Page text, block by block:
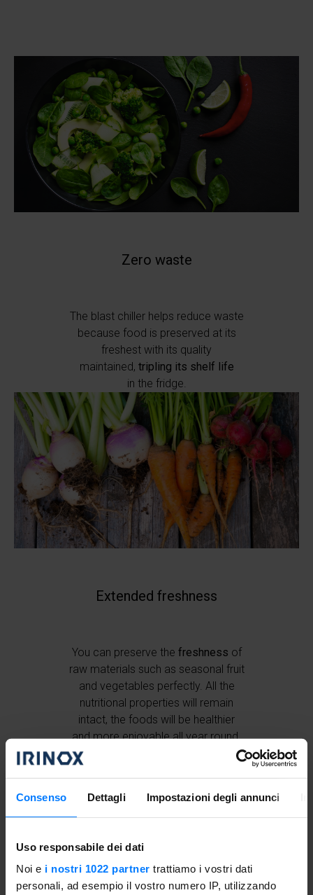
Consenso Dettagli Impostazioni degli annunci
Uso responsabile dei dati
Noi e i nostri 1022 partner trattiamo i vostri dati
personali, ad esempio il vostro numero IP, utilizzando
Zero waste
The blast chiller helps reduce waste
because food is preserved at its
freshest with its quality
maintained, tripling its shelf life
in the fridge.
Extended freshness
You can preserve the freshness of
raw materials such as seasonal fruit
and vegetables perfectly. All the
nutritional properties will remain
intact, the foods will be healthier
and more enjoyable all year round.